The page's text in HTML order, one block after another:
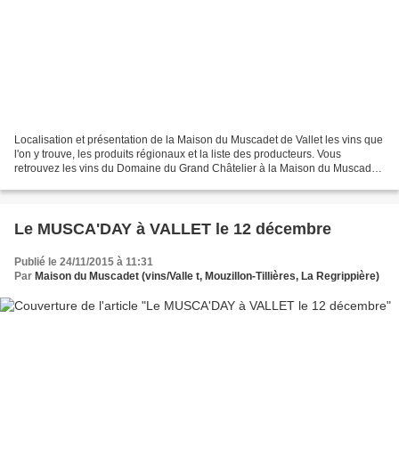
Localisation et présentation de la Maison du Muscadet de Vallet les vins que
l'on y trouve, les produits régionaux et la liste des producteurs. Vous
retrouvez les vins du Domaine du Grand Châtelier à la Maison du Muscadet
Le MUSCA'DAY à VALLET le 12 décembre
Publié le 24/11/2015 à 11:31
Par Maison du Muscadet (vins/Valle t, Mouzillon-Tillières, La Regrippière)